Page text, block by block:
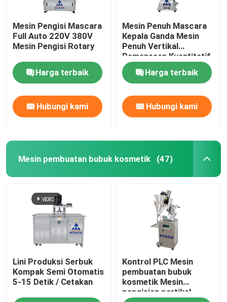
Mesin Pengisi Mascara
Full Auto 220V 380V
Mesin Pengisi Rotary
Harga terbaik
Hubungi kami
Mesin Penuh Mascara
Kepala Ganda Mesin
Penuh Vertikal
Pemanasan Kuantitatif
Harga terbaik
Hubungi kami
Mesin pembuatan bubuk kosmetik (47)
Lini Produksi Serbuk
Kompak Semi Otomatis
5-15 Detik / Cetakan
Kontrol PLC Mesin
pembuatan bubuk
kosmetik Mesin
pengisian partikel